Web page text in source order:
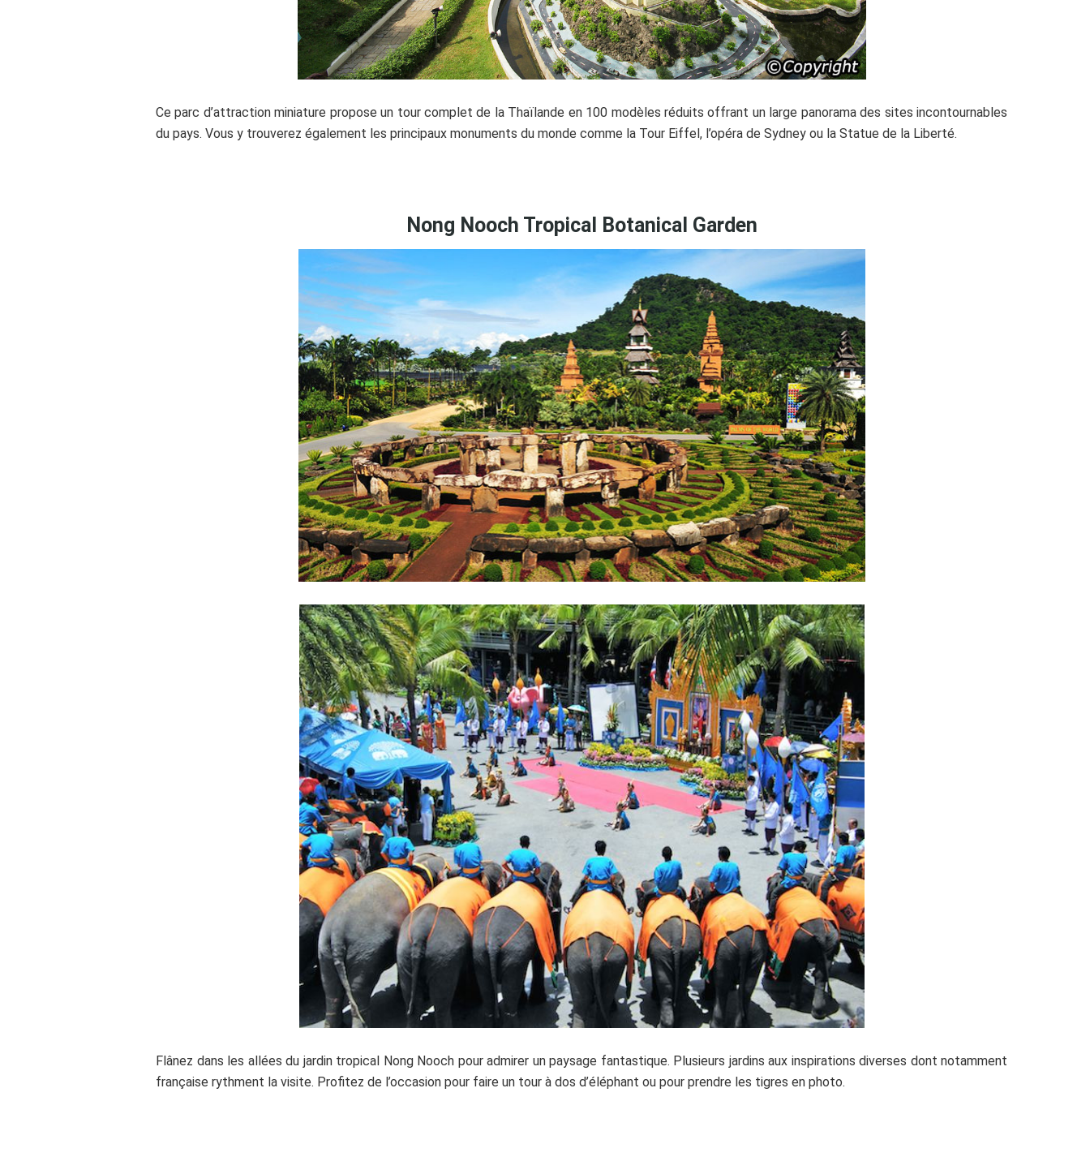
Ce parc d’attraction miniature propose un tour complet de la Thaïlande en 100 modèles réduits offrant un large panorama des sites incontournables
du pays. Vous y trouverez également les principaux monuments du monde comme la Tour Eiffel, l’opéra de Sydney ou la Statue de la Liberté.
Nong Nooch Tropical Botanical Garden
Flânez dans les allées du jardin tropical Nong Nooch pour admirer un paysage fantastique. Plusieurs jardins aux inspirations diverses dont notamment
française rythment la visite. Profitez de l’occasion pour faire un tour à dos d’éléphant ou pour prendre les tigres en photo.